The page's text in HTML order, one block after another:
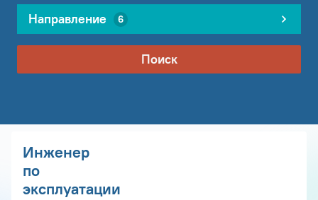
Направление 6
Поиск
Инженер
по
эксплуатации